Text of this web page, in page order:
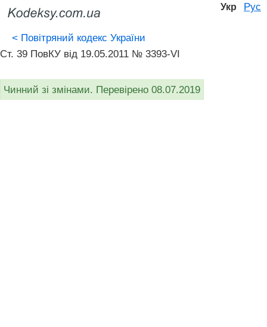
Укр Рус
< Повітряний кодекс України
Ст. 39 ПовКУ від 19.05.2011 № 3393-VI
Чинний зі змінами. Перевірено 08.07.2019